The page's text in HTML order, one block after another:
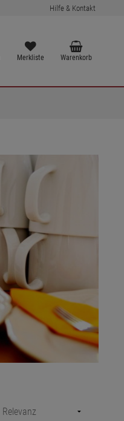
Hilfe & Kontakt
Merkliste Warenkorb